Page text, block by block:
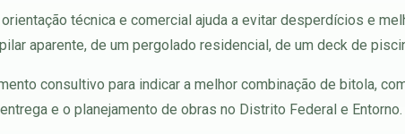
técnica e comercial ajuda a evitar desperdícios e
aparente, de um pergolado residencial, de um deck de
consultivo para indicar a melhor combinação de bitola,
e o planejamento de obras no Distrito Federal e Entorno.